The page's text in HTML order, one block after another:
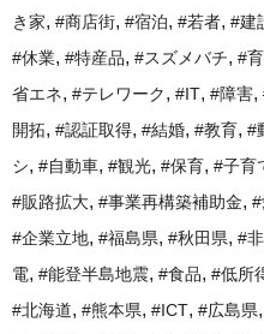
き家, #商店街, #宿泊, #若者, #建
#休業, #特産品, #スズメバチ, #
省エネ, #テレワーク, #IT, #障害,
開拓, #認証取得, #結婚, #教育, #
シ, #自動車, #観光, #保育, #子育
#販路拡大, #事業再構築補助金,
#企業立地, #福島県, #秋田県, #
電, #能登半島地震, #食品, #低所
#北海道, #熊本県, #ICT, #広島県,